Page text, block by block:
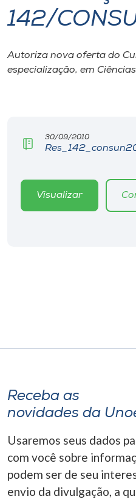
I.nova
Diplomados
CPA
Editora
Selecione
o idioma
142/
Autoriza nova oferta do
especialização, em
30/09/2010
Visualizar
Receba as
novidades da
Usaremos seus dados
com você sobre
podem ser de seu
envio da divulgação, a